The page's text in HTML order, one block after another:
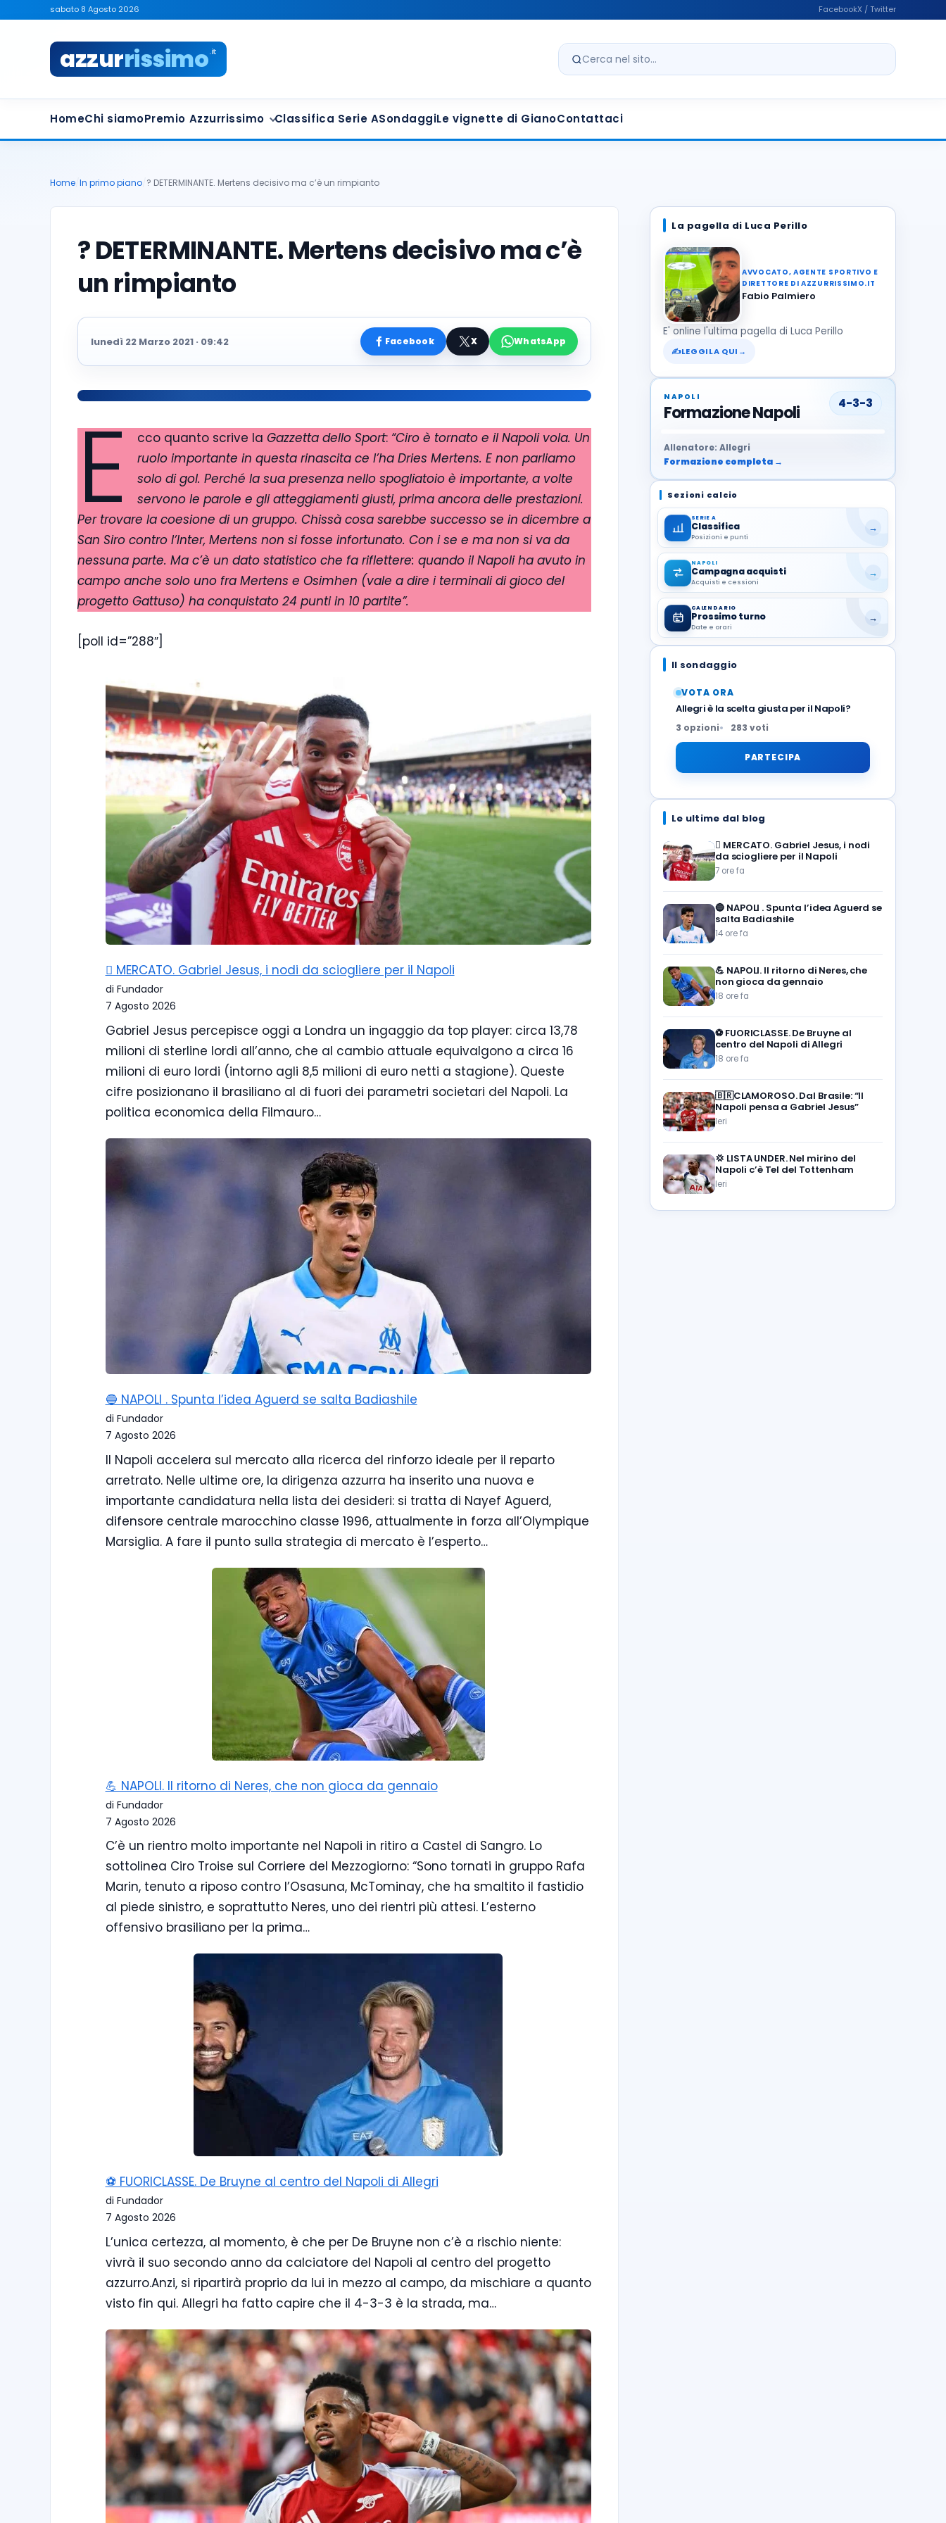
sabato 8 Agosto 2026 FacebookX / Twitter
azzurrissimo.it
Cerca nel sito
HomeChi siamoPremio Azzurrissimo Classifica Serie ASondaggiLe vignette di GianoContattaci
Home In primo piano ? DETERMINANTE. Mertens decisivo ma c’è un rimpianto
? DETERMINANTE. Mertens decisivo ma c’è
un rimpianto
lunedì 22 Marzo 2021 · 09:42 Facebook X WhatsApp
E cco quanto scrive laGazzetta dello Sport: “Ciro è tornato e il Napoli vola. Un
ruolo importante in questa rinascita ce l’ha Dries Mertens. E non parliamo
solo di gol. Perché la sua presenza nello spogliatoio è importante, a volte
servono le parole e gli atteggiamenti giusti, prima ancora delle prestazioni.
Per trovare la coesione di un gruppo. Chissà cosa sarebbe successo se in dicembre a
San Siro contro l’Inter, Mertens non si fosse infortunato. Con i se e ma non si va da
nessuna parte. Ma c’è un dato statistico che fa riflettere: quando il Napoli ha avuto in
campo anche solo uno fra Mertens e Osimhen (vale a dire i terminali di gioco del
progetto Gattuso) ha conquistato 24 punti in 10 partite”.
[poll id=”288″]
🪎 MERCATO. Gabriel Jesus, i nodi da sciogliere per il Napoli
di Fundador
7 Agosto 2026
Gabriel Jesus percepisce oggi a Londra un ingaggio da top player: circa 13,78
milioni di sterline lordi all’anno, che al cambio attuale equivalgono a circa 16
milioni di euro lordi (intorno agli 8,5 milioni di euro netti a stagione). Queste
cifre posizionano il brasiliano al di fuori dei parametri societari del Napoli. La
politica economica della Filmauro…
🔵 NAPOLI . Spunta l’idea Aguerd se salta Badiashile
di Fundador
7 Agosto 2026
Il Napoli accelera sul mercato alla ricerca del rinforzo ideale per il reparto
arretrato. Nelle ultime ore, la dirigenza azzurra ha inserito una nuova e
importante candidatura nella lista dei desideri: si tratta di Nayef Aguerd,
difensore centrale marocchino classe 1996, attualmente in forza all’Olympique
Marsiglia. A fare il punto sulla strategia di mercato è l’esperto…
💪 NAPOLI. Il ritorno di Neres, che non gioca da gennaio
di Fundador
7 Agosto 2026
C’è un rientro molto importante nel Napoli in ritiro a Castel di Sangro. Lo
sottolinea Ciro Troise sul Corriere del Mezzogiorno: “Sono tornati in gruppo Rafa
Marin, tenuto a riposo contro l’Osasuna, McTominay, che ha smaltito il fastidio
al piede sinistro, e soprattutto Neres, uno dei rientri più attesi. L’esterno
offensivo brasiliano per la prima…
⚽️ FUORICLASSE. De Bruyne al centro del Napoli di Allegri
di Fundador
7 Agosto 2026
L’unica certezza, al momento, è che per De Bruyne non c’è a rischio niente:
vivrà il suo secondo anno da calciatore del Napoli al centro del progetto
azzurro.Anzi, si ripartirà proprio da lui in mezzo al campo, da mischiare a quanto
visto fin qui. Allegri ha fatto capire che il 4-3-3 è la strada, ma…
La pagella di Luca Perillo
AVVOCATO, AGENTE SPORTIVO E
DIRETTORE DI AZZURRISSIMO.IT
Fabio Palmiero
E' online l'ultima pagella di Luca Perillo
✍LEGGILA QUI →
NAPOLI
Formazione Napoli 4-3-3
Allenatore: Allegri
Formazione completa →
Sezioni calcio
SERIE A
Classifica
Posizioni e punti
→
NAPOLI
Campagna acquisti
Acquisti e cessioni
→
CALENDARIO
Prossimo turno
Date e orari
→
Il sondaggio
VOTA ORA
Allegri è la scelta giusta per il Napoli?
3 opzioni 283 voti
PARTECIPA
Le ultime dal blog
🪎 MERCATO. Gabriel Jesus, i nodi
da sciogliere per il Napoli
7 ore fa
🔵 NAPOLI . Spunta l’idea Aguerd se
salta Badiashile
14 ore fa
💪 NAPOLI. Il ritorno di Neres, che
non gioca da gennaio
18 ore fa
⚽️ FUORICLASSE. De Bruyne al
centro del Napoli di Allegri
18 ore fa
🇧🇷CLAMOROSO. Dal Brasile: “Il
Napoli pensa a Gabriel Jesus”
Ieri
💢 LISTA UNDER. Nel mirino del
Napoli c’è Tel del Tottenham
Ieri